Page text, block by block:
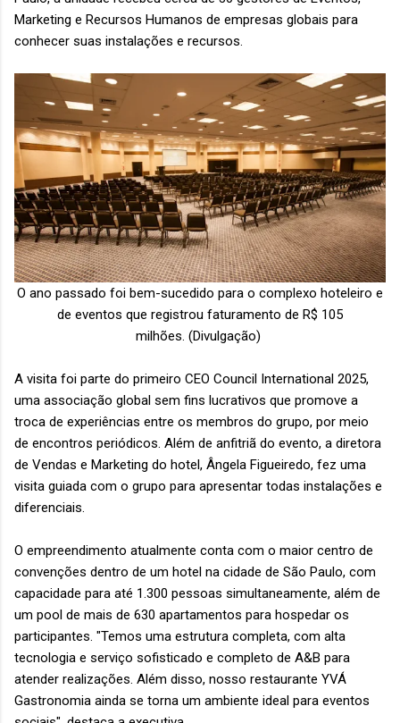
Marketing e Recursos Humanos de empresas globais para
conhecer suas instalações e recursos.
O ano passado foi bem-sucedido para o complexo hoteleiro e
de eventos que registrou faturamento de R$ 105
milhões. (Divulgação)
A visita foi parte do primeiro CEO Council International 2025,
uma associação global sem fins lucrativos que promove a
troca de experiências entre os membros do grupo, por meio
de encontros periódicos. Além de anfitriã do evento, a diretora
de Vendas e Marketing do hotel, Ângela Figueiredo, fez uma
visita guiada com o grupo para apresentar todas instalações e
diferenciais.
O empreendimento atualmente conta com o maior centro de
convenções dentro de um hotel na cidade de São Paulo, com
capacidade para até 1.300 pessoas simultaneamente, além de
um pool de mais de 630 apartamentos para hospedar os
participantes. "Temos uma estrutura completa, com alta
tecnologia e serviço sofisticado e completo de A&B para
atender realizações. Além disso, nosso restaurante YVÁ
Gastronomia ainda se torna um ambiente ideal para eventos